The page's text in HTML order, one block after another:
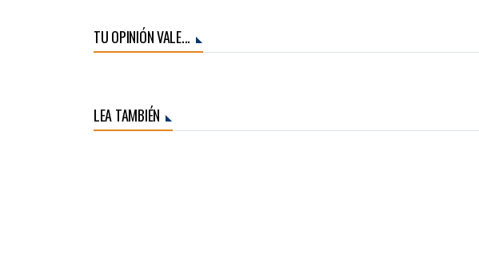
TU OPINIÓN VALE...
LEA TAMBIÉN